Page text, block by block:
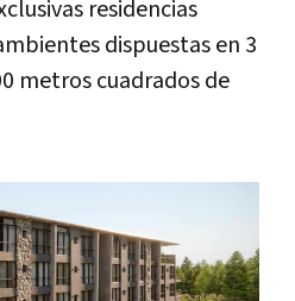
residencias
dispuestas en 3
metros cuadrados de